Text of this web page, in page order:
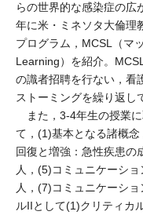
らの世界的な感染症の広
年に米・ミネソタ大倫理
プログラム，MCSL（マ
Learning）を紹介。
の識者招聘を行ない，看
ストーミングを繰り返し
また，3-4年生の授業
て，(1)基本となる諸概
回復と増強：急性疾患の
人，(5)コミュニケーシ
人，(7)コミュニケーシ
ルIIとして(1)クリティカ